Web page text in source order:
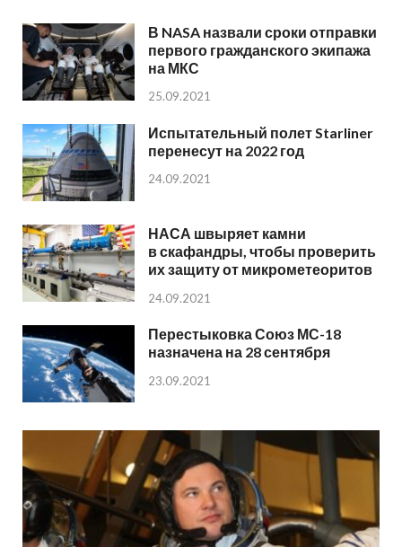
В NASA назвали сроки отправки
первого гражданского экипажа
на МКС
25.09.2021
Испытательный полет Starliner
перенесут на 2022 год
24.09.2021
НАСА швыряет камни
в скафандры, чтобы проверить
их защиту от микрометеоритов
24.09.2021
Перестыковка Союз МС-18
назначена на 28 сентября
23.09.2021